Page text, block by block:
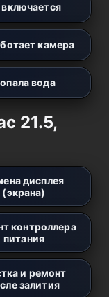
камера
вода
21.5,
дисплея
(экрана)
контроллера
питания
и ремонт
залития